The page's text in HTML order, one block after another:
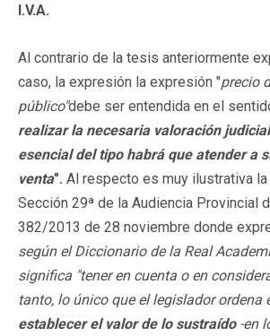
I.V.A.
Al contrario de la tesis anteriormente
caso, la expresión la expresión "precio
público"debe ser entendida en el
realizar la necesaria valoración
esencial del tipo habrá que atender a
venta". Al respecto es muy ilustrativa
Sección 29ª de la Audiencia Provincial
382/2013 de 28 noviembre donde
según el Diccionario de la Real
significa "tener en cuenta o en
tanto, lo único que el legislador ordena
establecer el valor de lo sustraído -en